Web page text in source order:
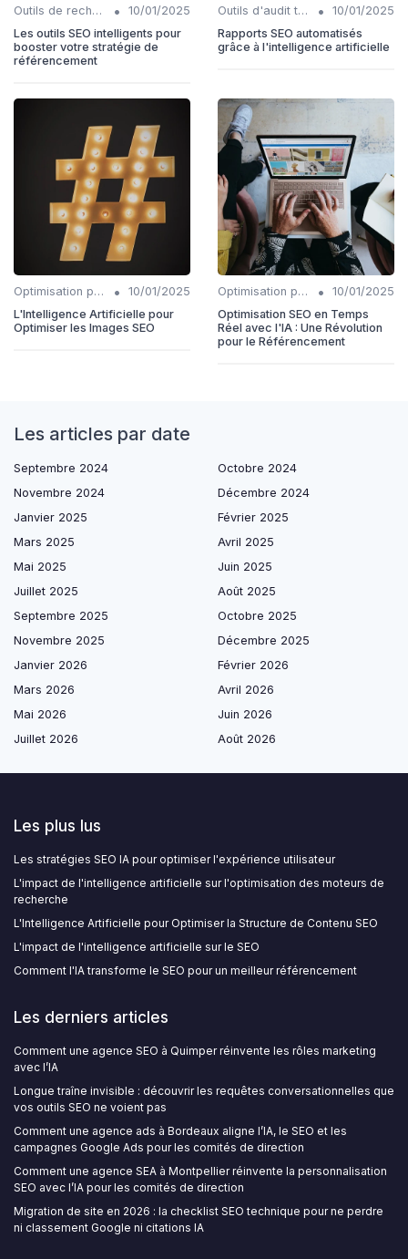
Outils de recherche de mots-clés IA •
10/01/2025
Les outils SEO intelligents pour
booster votre stratégie de
référencement
Outils d'audit technique SEO •
10/01/2025
Rapports SEO automatisés
grâce à l'intelligence artificielle
Optimisation pour la recherche vocale •
10/01/2025
L'Intelligence Artificielle pour
Optimiser les Images SEO
Optimisation pour la recherche vocale •
10/01/2025
Optimisation SEO en Temps
Réel avec l'IA : Une Révolution
pour le Référencement
Les articles par date
Septembre 2024
Octobre 2024
Novembre 2024
Décembre 2024
Janvier 2025
Février 2025
Mars 2025
Avril 2025
Mai 2025
Juin 2025
Juillet 2025
Août 2025
Septembre 2025
Octobre 2025
Novembre 2025
Décembre 2025
Janvier 2026
Février 2026
Mars 2026
Avril 2026
Mai 2026
Juin 2026
Juillet 2026
Août 2026
Les plus lus
Les stratégies SEO IA pour optimiser l'expérience utilisateur
L'impact de l'intelligence artificielle sur l'optimisation des moteurs de
recherche
L'Intelligence Artificielle pour Optimiser la Structure de Contenu SEO
L'impact de l'intelligence artificielle sur le SEO
Comment l'IA transforme le SEO pour un meilleur référencement
Les derniers articles
Comment une agence SEO à Quimper réinvente les rôles marketing
avec l’IA
Longue traîne invisible : découvrir les requêtes conversationnelles que
vos outils SEO ne voient pas
Comment une agence ads à Bordeaux aligne l’IA, le SEO et les
campagnes Google Ads pour les comités de direction
Comment une agence SEA à Montpellier réinvente la personnalisation
SEO avec l’IA pour les comités de direction
Migration de site en 2026 : la checklist SEO technique pour ne perdre
ni classement Google ni citations IA